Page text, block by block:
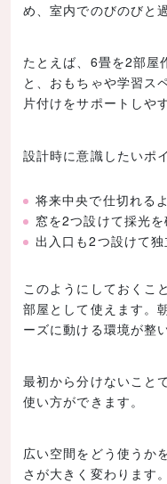
め、室内でのびのびと
たとえば、6畳を2部屋
と、おもちゃや学習ス
片付けをサポートしや
設計時に意識したいポ
将来中央で仕切れる
窓を2つ設けて採光を
出入口も2つ設けて
このようにしておくこ
部屋として使えます。
ーズに動ける環境が整
最初から分けないこと
使い方ができます。
広い空間をどう使うか
さが大きく変わります。